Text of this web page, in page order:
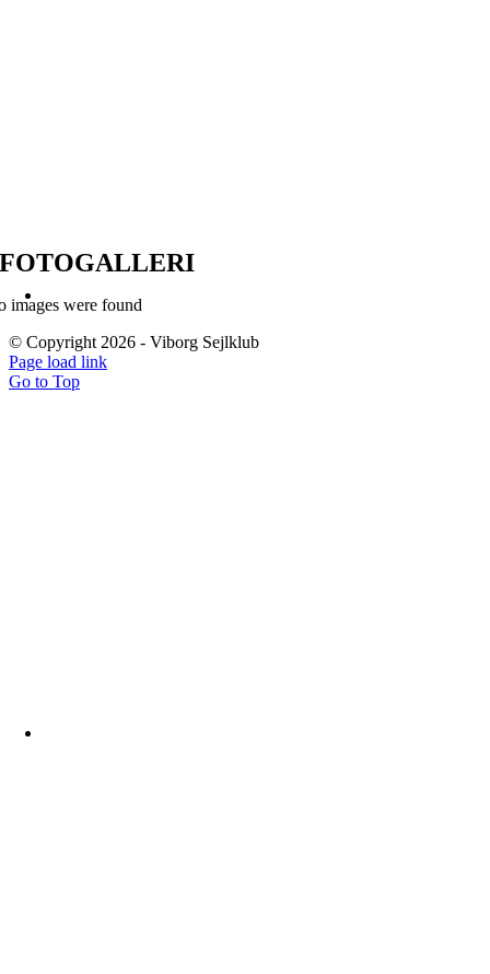
FOTOGALLERI
images were found
© Copyright 2026 - Viborg Sejlklub
Page load link
Go to Top